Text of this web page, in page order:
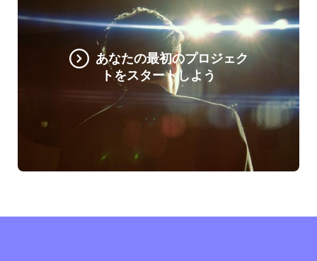
あなたの最初のプロジェク
トをスタートしよう